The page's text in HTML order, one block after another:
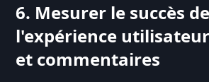
6. Mesurer le succès de
l'expérience
et commentaires